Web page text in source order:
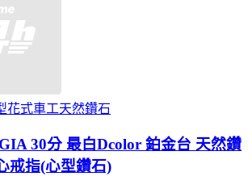
花式車工天然鑽石
30分 最白Dcolor 鉑金台 天然鑽
戒指(心型鑽石)